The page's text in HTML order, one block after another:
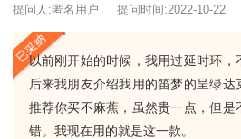
提问人:匿名用户 提问时间:2022-10-22
以前刚开始的时候，我用过延时环，
后来我朋友介绍我用的笛梦的呈绿达
推荐你买不麻蕉，虽然贵一点，但是
错。我现在用的就是这一款。